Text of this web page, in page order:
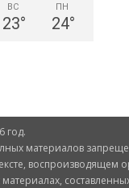
ВС
23°
ПН
24°
год.
материалов
воспроизводящем